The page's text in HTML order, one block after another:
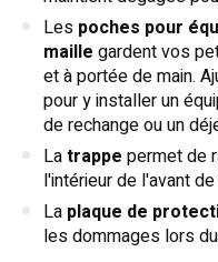
Les poches pour
maille gardent vos
et à portée de main.
pour y installer un
de rechange ou un
Latrappe permet de
l'intérieur de l'avant
La plaque de
les dommages lors